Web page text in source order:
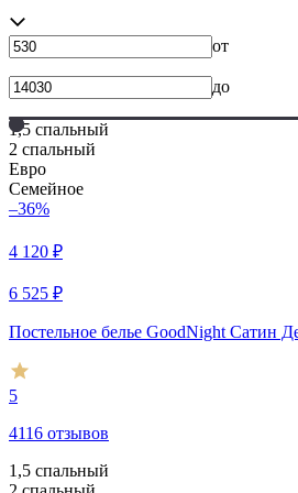
от
до
1,5 спальный
2 спальный
Евро
Семейное
–36%
4 120 ₽
6 525 ₽
Постельное белье GoodNight Сатин
5
4116 отзывов
1,5 спальный